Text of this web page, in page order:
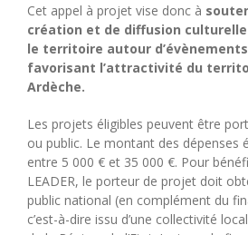
Cet appel à projet vise donc à
création et de diffusion
le territoire autour
favorisant l’attractivité du
Ardèche.
Les projets éligibles peuvent être
ou public. Le montant des dépenses
entre 5 000 € et 35 000 €. Pour
LEADER, le porteur de projet doit
public national (en complément du
c’est-à-dire issu d’une collectivité